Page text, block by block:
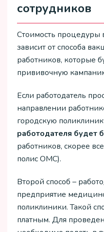
сотрудников
Стоимость
зависит от способа
работников, которые
прививочную
Если работодатель
направлении
городскую
работодателя будет
работников, скорее
полис ОМС).
Второй способ –
предприятие
поликлиники. Такой
платным. Для